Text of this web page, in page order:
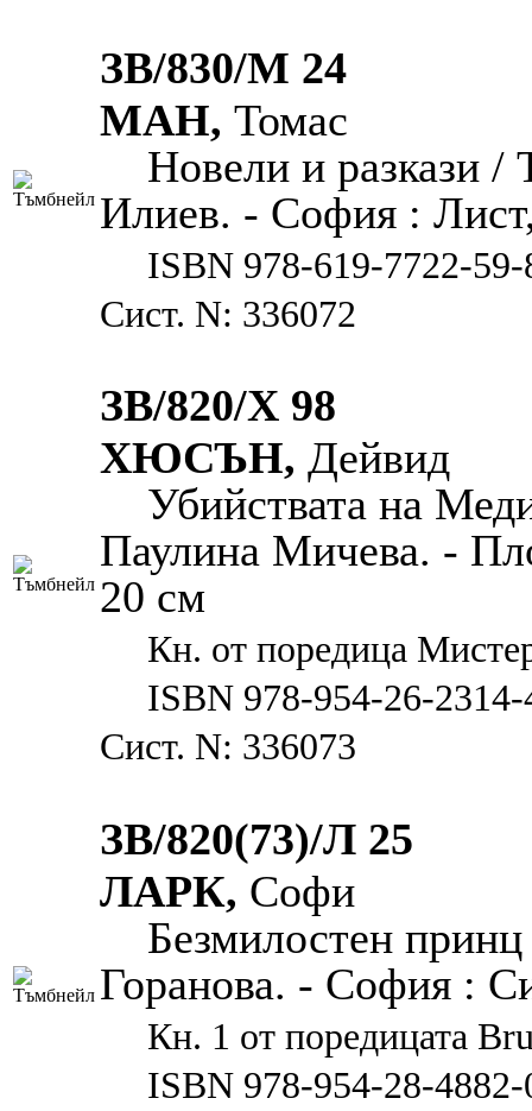
ЗВ/830/М 24
МАН, Томас
Новели и разкази
Илиев. - София :
ISBN 978-619-7722-59-
Сист. N: 336072
ЗВ/820/Х 98
ХЮСЪН, Дейвид
Убийствата на
Паулина Мичева. -
20 см
Кн. от поредица
ISBN 978-954-26-2314-
Сист. N: 336073
ЗВ/820(73)/Л 25
ЛАРК, Софи
Безмилостен
Горанова. - София :
Кн. 1 от поредицата
ISBN 978-954-28-4882-